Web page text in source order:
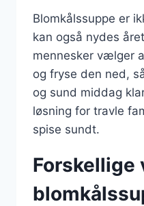
Blomkålssuppe er
kan også nydes
mennesker vælger
og fryse den ned,
og sund middag
løsning for travle
spise sundt.
Forskellige